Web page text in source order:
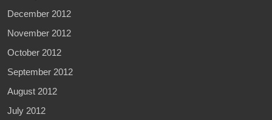
December 2012
November 2012
October 2012
September 2012
August 2012
July 2012